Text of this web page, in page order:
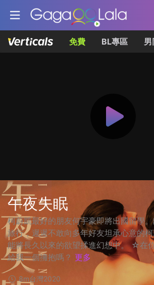
免費 BL專區
午夜失眠
柯蔚凱最好的朋友何宇豪即將出國留學
旅行，遲遲不敢向多年好友坦承心意的
能將長久以來的欲望揉進幻想中。 ☆在
給我一個擁抱嗎？ 更多
8m台灣2020